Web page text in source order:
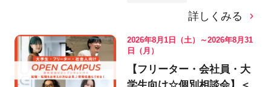
詳しくみる
2026年8月1日（土）～2026年8月31
日（月）
【フリーター・会社員・大